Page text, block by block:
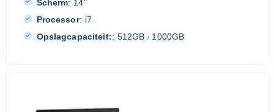
Scherm: 14"
Processor: i7
Opslagcapaciteit:: 512GB/ 1000GB